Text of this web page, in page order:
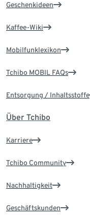
Geschenkideen
Kaffee-Wiki
Mobilfunklexikon
Tchibo MOBIL FAQs
Entsorgung / Inhaltsstoffe
Über Tchibo
Karriere
Tchibo Community
Nachhaltigkeit
Geschäftskunden